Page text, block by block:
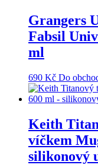
Grangers
Fabsil
ml
690 Kč Do
Keith
víčkem
silikonový